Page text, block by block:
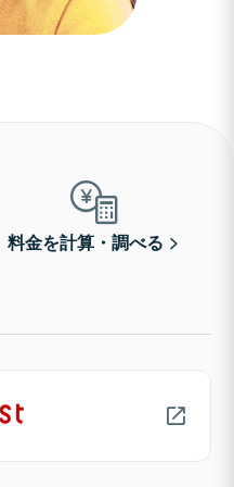
料金を計算・調べる